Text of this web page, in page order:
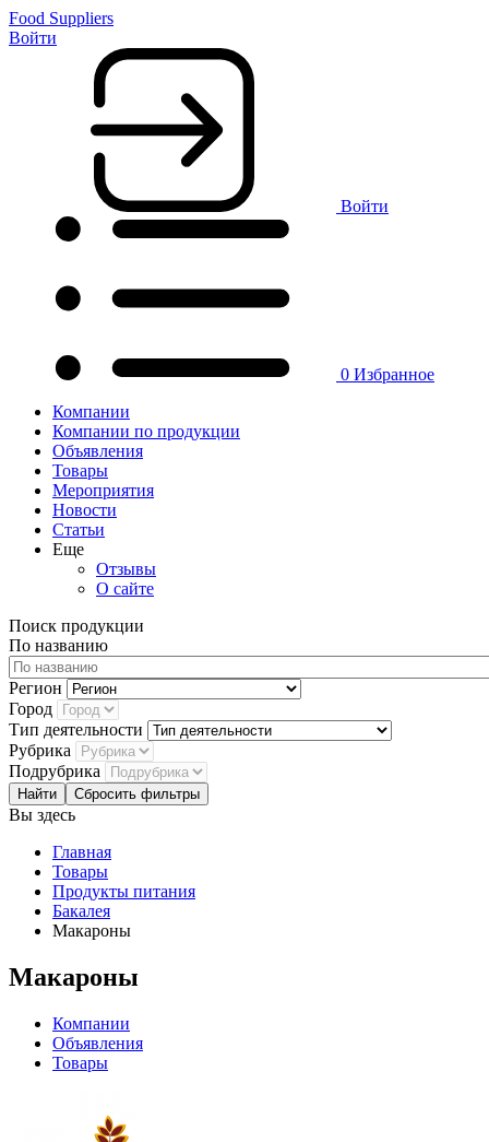
Food Suppliers
Войти
Войти
0 Избранное
Компании
Компании по продукции
Объявления
Товары
Мероприятия
Новости
Статьи
Еще
Отзывы
О сайте
Поиск продукции
По названию
Регион
Город
Тип деятельности
Рубрика
Подрубрика
Сбросить фильтры
Вы здесь
Главная
Товары
Продукты питания
Бакалея
Макароны
Макароны
Компании
Объявления
Товары